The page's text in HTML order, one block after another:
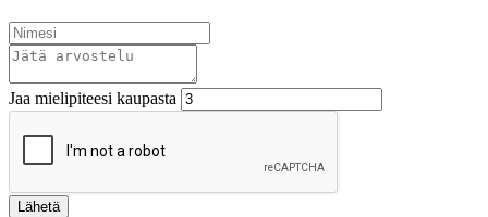
Jaa mielipiteesi kaupasta
Lähetä